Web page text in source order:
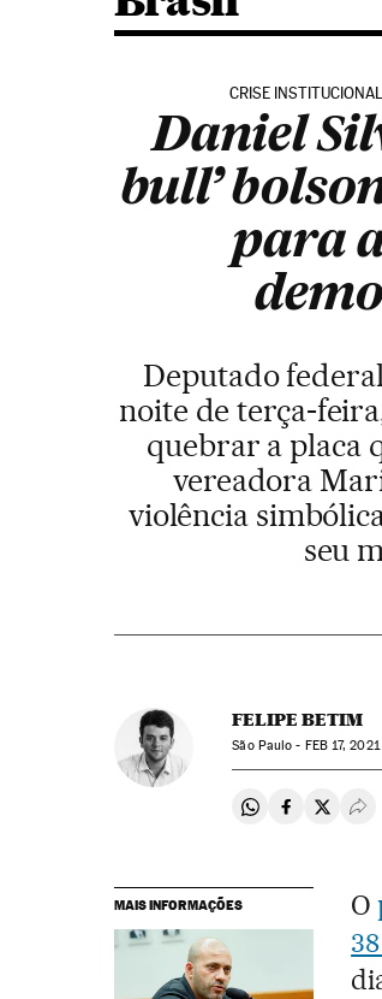
CRISE
Daniel
bull’
para
Deputado
noite de terça-
quebrar a placa
vereadora
violência
seu
FELIPE BETIM
São Paulo - FEB17,
Compartir en
Compartir
MAIS INFORMAÇÕES O